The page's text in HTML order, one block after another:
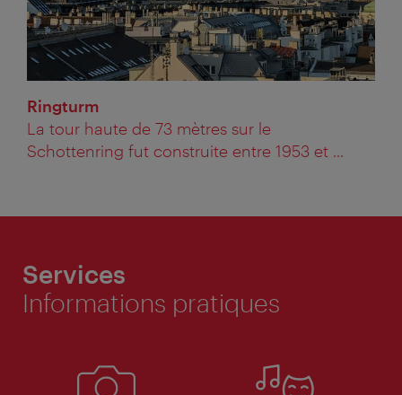
Ringturm
La tour haute de 73 mètres sur le
Schottenring fut construite entre 1953 et ...
Services
Informations pratiques